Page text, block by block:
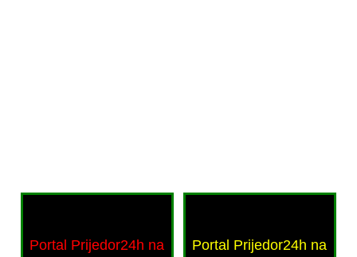
Portal Prijedor24h na
Portal Prijedor24h na